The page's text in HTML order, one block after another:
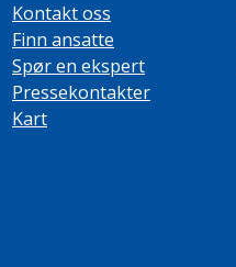
Kontakt oss
Finn ansatte
Spør en ekspert
Pressekontakter
Kart